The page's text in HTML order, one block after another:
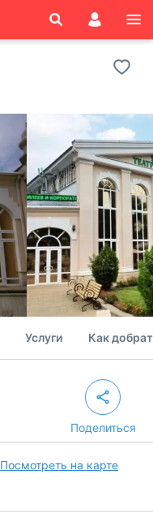
Услуги Как
Поделиться
Посмотреть на карте